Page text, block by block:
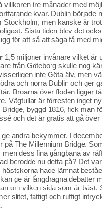
villkoren tre månader med
kvar. Dublin började
Stockholm, men kanske är
Sista tiden blev det
för att så att säga få med
1,5 miljoner invånare vilket är
från Göteborg skulle nog
inte Göta älv, men
och norra Dublin och ger
Broarna över floden ligger
Vägtullar är förresten inget
Bridge, byggd 1816, fick man
och det är gratis att gå över
ge andra bekymmer. I
på The Millennium Bridge.
men dess fina gångbana av
berodde nu detta på? Det
hade lämnat
ge är långdragna debatter
om vilken sida som är bäst.
slitet, fattigt och ruffigt